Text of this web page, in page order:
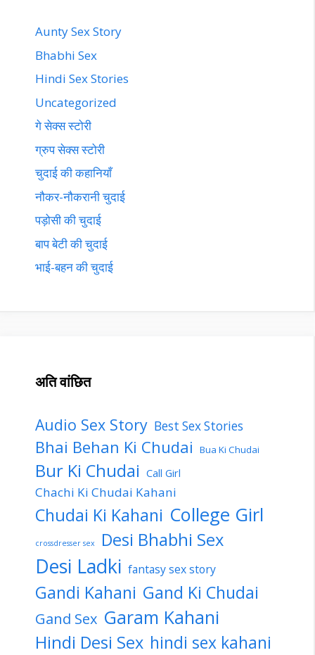
Aunty Sex Story
Bhabhi Sex
Hindi Sex Stories
Uncategorized
गे सेक्स स्टोरी
ग्रुप सेक्स स्टोरी
चुदाई की कहानियाँ
नौकर-नौकरानी चुदाई
पड़ोसी की चुदाई
बाप बेटी की चुदाई
भाई-बहन की चुदाई
अति वांछित
Audio Sex Story Best Sex Stories
Bhai Behan Ki Chudai Bua Ki Chudai
Bur Ki Chudai Call Girl
Chachi Ki Chudai Kahani
Chudai Ki Kahani College Girl
crossdresser sex Desi Bhabhi Sex
Desi Ladki fantasy sex story
Gandi Kahani Gand Ki Chudai
Gand Sex Garam Kahani
Hindi Desi Sex hindi sex kahani